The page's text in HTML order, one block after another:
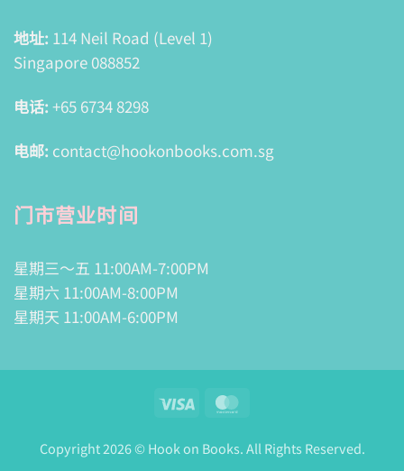
地址: 114 Neil Road (Level 1)
Singapore 088852
电话: +65 6734 8298
电邮: contact@hookonbooks.com.sg
门市营业时间
星期三～五 11:00AM-7:00PM
星期六 11:00AM-8:00PM
星期天 11:00AM-6:00PM
Visa
Copyright 2026 © Hook on Books. All Rights Reserved.